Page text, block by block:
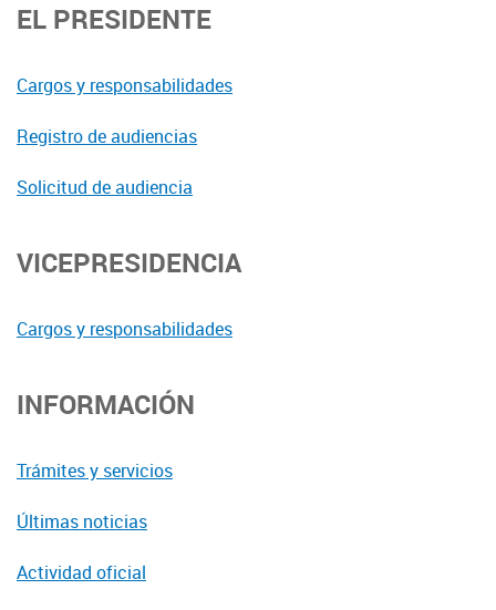
EL PRESIDENTE
Cargos y responsabilidades
Registro de audiencias
Solicitud de audiencia
VICEPRESIDENCIA
Cargos y responsabilidades
INFORMACIÓN
Trámites y servicios
Últimas noticias
Actividad oficial